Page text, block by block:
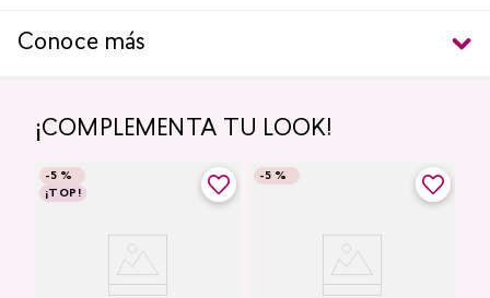
Conoce más
¡COMPLEMENTA TU LOOK!
-5 %
¡TOP!
-5 %